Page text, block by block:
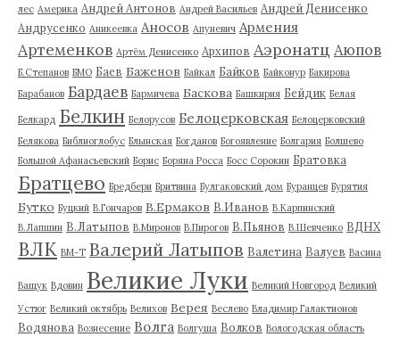
лес Америка Андрей Антонов Андрей Васильев Андрей Денисенко
Андрусенко Аникеевка Аносов Апуневич Армения
Артеменков Артём Денисенко Архипов Аэронатц Аюпов
Б.Степанов БМО Баев Баженов Байкал Байков Байконур Бакирова
Барабанов Бардаев Бармичева Баскова Башкирия Бейдик Белая
Белкард Белкин Белорусов Белоцерковская Белоцерковский
Белякова Библиоглобус Блынская Богданов Богоявление Болгария Болшево
Большой Афанасьевский Борис Боряна Росса Босс Сорокин Братовка
Братцево Бредбери Бритвина Булгаковский дом Буранцев Бурятия
Бутко Буцкий В.Гончаров В.Ермаков В.Иванов В.Карпинский
В.Лапшин В.Латыпов В.Миронов В.Пирогов В.Пьянов В.Шевченко ВДНХ
ВЛК ВМ-Т Валерий Латыпов Валетина Валуев Васина
Ващук Вдовин Великие Луки Великий Новгород Великий
Устюг Великий октябрь Велихов Верея Веслево Владимир Галактионов
Водянова Вознесение Волга Волгуша Волков Вологодская область